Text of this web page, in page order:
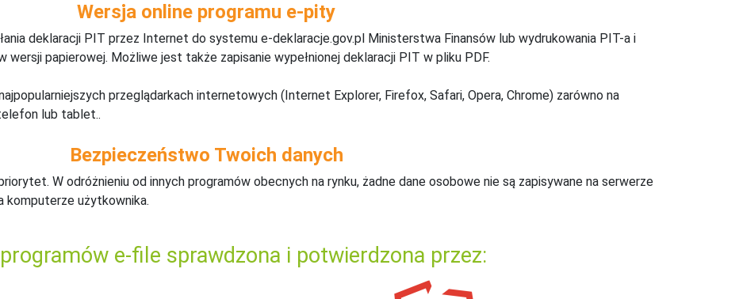
Wersja online programu e-pity
deklaracji PIT przez Internet do systemu e-deklaracje.gov.pl Ministerstwa Finansów lub wydrukowania PIT-a i
papierowej. Możliwe jest także zapisanie wypełnionej deklaracji PIT w pliku PDF.
przeglądarkach internetowych (Internet Explorer, Firefox, Safari, Opera, Chrome) zarówno na
lub tablet..
Bezpieczeństwo Twoich danych
W odróżnieniu od innych programów obecnych na rynku, żadne dane osobowe nie są zapisywane na serwerze
komputerze użytkownika.
e-file sprawdzona i potwierdzona przez: